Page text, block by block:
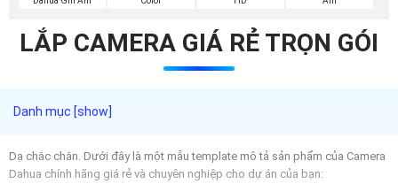
LẮP CAMERA GIÁ RẺ TRỌN GÓI
Dạ chắc chắn. Dưới đây là một mẫu template mô tả sản phẩm của Camera
Dahua chính hãng giá rẻ và chuyên nghiệp cho dự án của bạn: